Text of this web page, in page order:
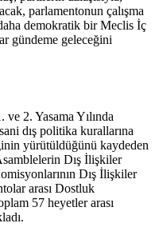
parlamentonun çalışma
demokratik bir Meclis İç
gündeme geleceğini
2. Yasama Yılında
dış politika kurallarına
yürütüldüğünü kaydeden
Dış İlişkiler
Dış İlişkiler
arası Dostluk
57 heyetler arası